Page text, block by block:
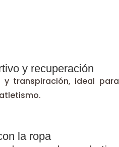
y recuperación
y transpiración, ideal para
la ropa